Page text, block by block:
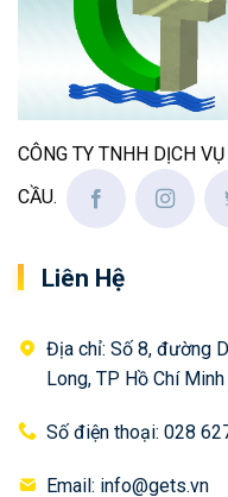
CÔNG TY TNHH DỊCH
CẦU.
Liên Hệ
Địa chỉ: Số 8, đường
Long, TP Hồ Chí Minh
Số điện thoại: 028
Email: info@gets.vn